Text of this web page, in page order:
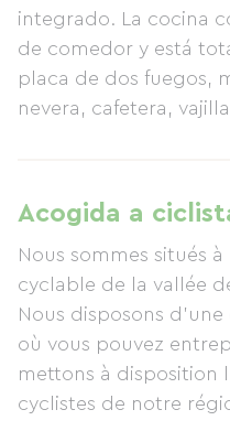
integrado. La cocina
de comedor y está
placa de dos fuegos,
nevera, cafetera,
la planta superior.
(140 x 190 cm), dos
También hay un
proporcionar una
Acogida a
Nous sommes situés
cyclable de la vallée
Nous disposons
où vous pouvez
mettons à disposition
cyclistes de notre